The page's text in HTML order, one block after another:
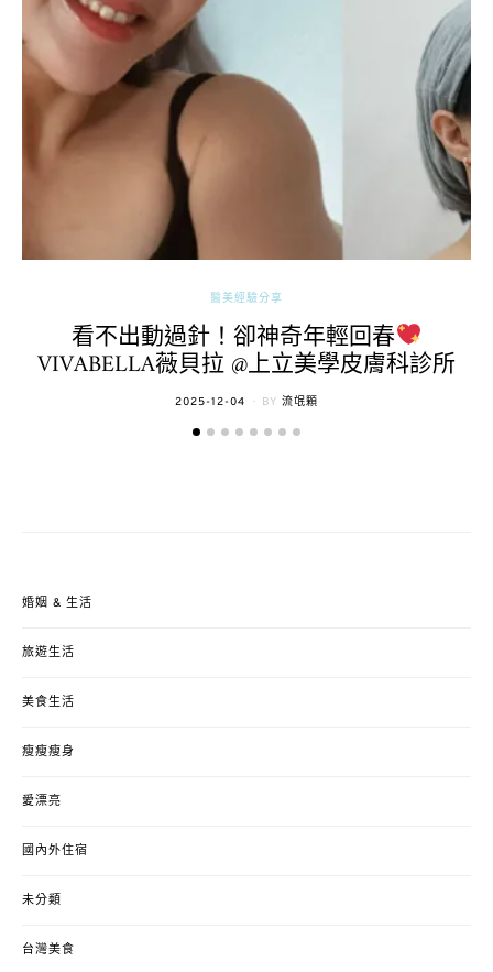
醫美經驗分享
看不出動過針！卻神奇年輕回春
VIVABELLA薇貝拉 @上立美學皮膚科診所
POSTED
2025-12-04 BY 流氓顆
婚姻 & 生活
旅遊生活
美食生活
瘦瘦瘦身
愛漂亮
國內外住宿
未分類
台灣美食